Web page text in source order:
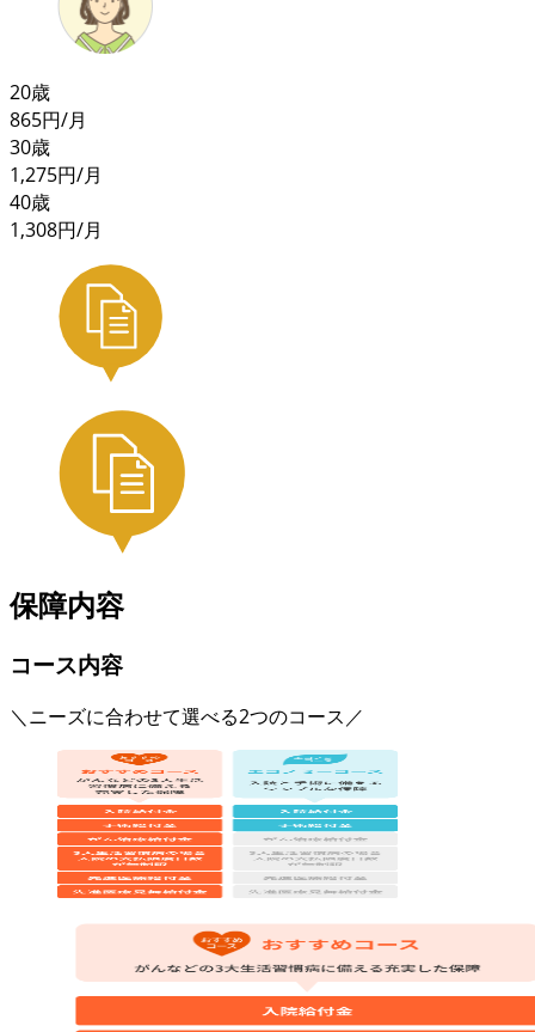
20歳
865円/月
30歳
1,275円/月
40歳
1,308円/月
保障内容
コース内容
＼ニーズに合わせて選べる2つのコース／